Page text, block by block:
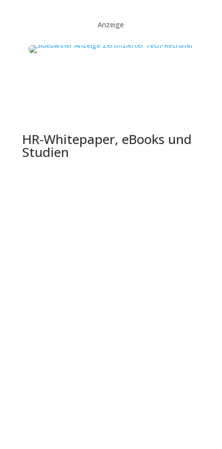
Anzeige
HR-Whitepaper, eBooks und
Studien